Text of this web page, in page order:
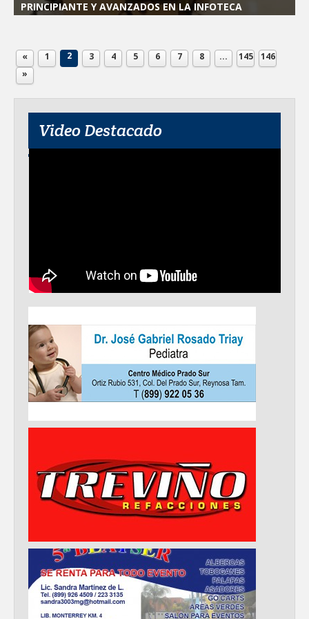
PRINCIPIANTE Y AVANZADOS EN LA INFOTECA
« 1 2 3 4 5 6 7 8 ... 145
146
»
Video Destacado